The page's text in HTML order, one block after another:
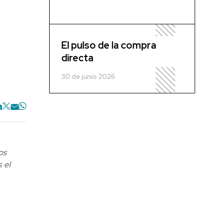
el
El pulso de la compra
directa
30 de junio 2026